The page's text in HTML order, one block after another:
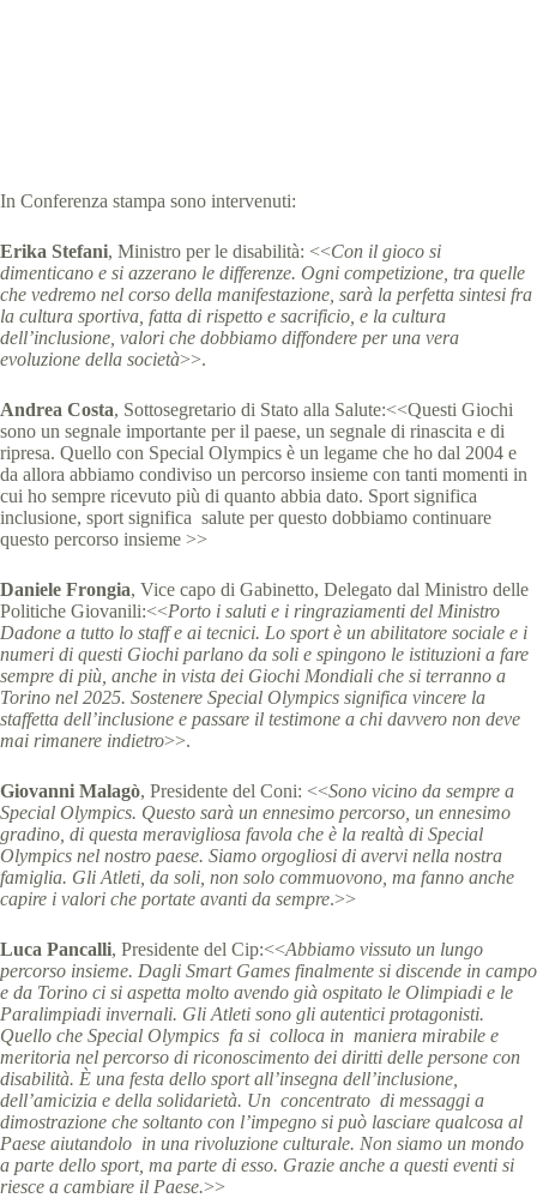
In Conferenza stampa sono intervenuti:
Erika Stefani, Ministro per le disabilità: <<Con il gioco si
dimenticano e si azzerano le differenze. Ogni competizione, tra quelle
che vedremo nel corso della manifestazione, sarà la perfetta sintesi fra
la cultura sportiva, fatta di rispetto e sacrificio, e la cultura
dell’inclusione, valori che dobbiamo diffondere per una vera
evoluzione della società>>.
Andrea Costa, Sottosegretario di Stato alla Salute:<<Questi Giochi
sono un segnale importante per il paese, un segnale di rinascita e di
ripresa. Quello con Special Olympics è un legame che ho dal 2004 e
da allora abbiamo condiviso un percorso insieme con tanti momenti in
cui ho sempre ricevuto più di quanto abbia dato. Sport significa
inclusione, sport significa salute per questo dobbiamo continuare
questo percorso insieme >>
Daniele Frongia, Vice capo di Gabinetto, Delegato dal Ministro delle
Politiche Giovanili:<<Porto i saluti e i ringraziamenti del Ministro
Dadone a tutto lo staff e ai tecnici. Lo sport è un abilitatore sociale e i
numeri di questi Giochi parlano da soli e spingono le istituzioni a fare
sempre di più, anche in vista dei Giochi Mondiali che si terranno a
Torino nel 2025. Sostenere Special Olympics significa vincere la
staffetta dell’inclusione e passare il testimone a chi davvero non deve
mai rimanere indietro>>.
Giovanni Malagò, Presidente del Coni: <<Sono vicino da sempre a
Special Olympics. Questo sarà un ennesimo percorso, un ennesimo
gradino, di questa meravigliosa favola che è la realtà di Special
Olympics nel nostro paese. Siamo orgogliosi di avervi nella nostra
famiglia. Gli Atleti, da soli, non solo commuovono, ma fanno anche
capire i valori che portate avanti da sempre.>>
Luca Pancalli, Presidente del Cip:<<Abbiamo vissuto un lungo
percorso insieme. Dagli Smart Games finalmente si discende in campo
e da Torino ci si aspetta molto avendo già ospitato le Olimpiadi e le
Paralimpiadi invernali. Gli Atleti sono gli autentici protagonisti.
Quello che Special Olympics fa si colloca in maniera mirabile e
meritoria nel percorso di riconoscimento dei diritti delle persone con
disabilità. È una festa dello sport all’insegna dell’inclusione,
dell’amicizia e della solidarietà. Un concentrato di messaggi a
dimostrazione che soltanto con l’impegno si può lasciare qualcosa al
Paese aiutandolo in una rivoluzione culturale. Non siamo un mondo
a parte dello sport, ma parte di esso. Grazie anche a questi eventi si
riesce a cambiare il Paese.>>